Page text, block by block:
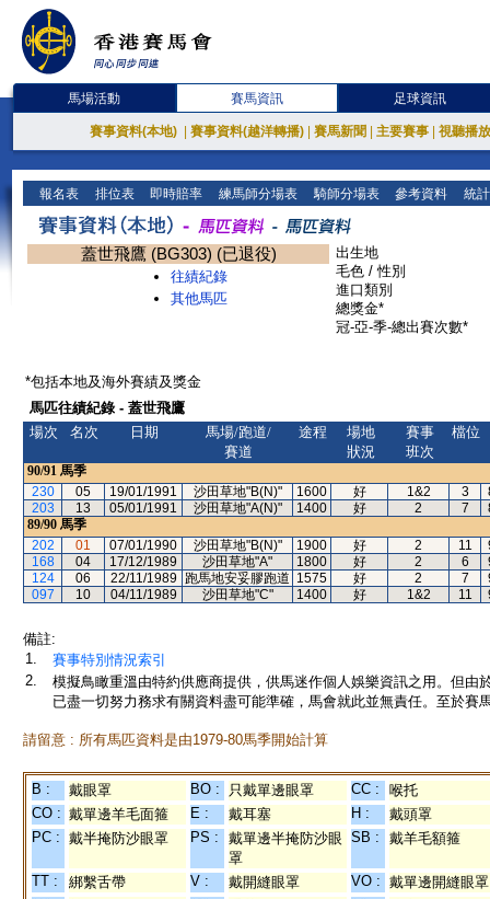
馬場活動 賽馬資訊 足球資訊
賽事資料(本地) 賽事資料(越洋轉播) 賽馬新聞 主要賽事 視聽播
報名表 排位表 即時賠率 練馬師分場表 騎師分場表 參考資料 統
蓋世飛鷹 (BG303) (已退役)
往績紀錄
其他馬匹
出生地
毛色 / 性別
進口類別
總獎金*
冠-亞-季-總出賽次數*
*包括本地及海外賽績及獎金
馬匹往績紀錄 - 蓋世飛鷹
場次
名次 日期
馬場/跑道/
賽道
途程
場地
狀況
賽事
班次
檔位
90/91 馬季
230
05 19/01/1991 沙田草地"B(N)" 1600 好 1&2 3
203
13 05/01/1991 沙田草地"A(N)" 1400 好 2 7
89/90 馬季
202
01 07/01/1990 沙田草地"B(N)" 1900 好 2 11
168
04 17/12/1989 沙田草地"A" 1800 好 2 6
124
06 22/11/1989 跑馬地安妥膠跑道 1575 好 2 7
097
10 04/11/1989 沙田草地"C" 1400 好 1&2 11
備註:
1.
賽事特別情況索引
2.
模擬鳥瞰重溫由特約供應商提供，供馬迷作個人娛樂資訊之用。但
已盡一切努力務求有關資料盡可能準確，馬會就此並無責任。至於賽
請留意 : 所有馬匹資料是由1979-80馬季開始計算
B : 戴眼罩 BO : 只戴單邊眼罩 CC :
喉托
CO : 戴單邊羊毛面箍 E : 戴耳塞 H :
戴頭罩
PC : 戴半掩防沙眼罩 PS :
戴單邊半掩防沙眼
罩
SB : 戴羊毛額箍
TT : 綁繫舌帶 V : 戴開縫眼罩 VO : 戴單邊開縫眼罩